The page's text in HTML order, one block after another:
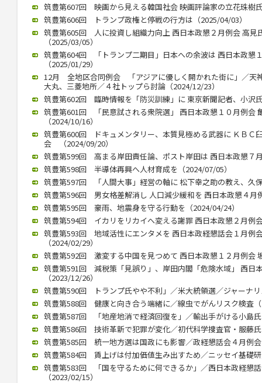
筑豊第607回 映画から見える韓国社会 映画評論家の立花珠樹
筑豊第606回 トランプ政権と停戦の行方は（2025/04/03）
筑豊第605回 人に投資し組織力向上 西日本政懇２月例会 高見
（2025/03/05）
筑豊第604回 「トランプ二期目」日本への余波は 西日本政懇
（2025/01/29）
12月 全地区合同例会 「アジアに優しく開かれた街に」／天
大丸、三菱地所／４社トップら討論（2024/12/23）
筑豊第602回 臨時情報を「防災訓練」に 東京新聞記者、小沢
筑豊第601回 「民意試される衆院選」 西日本政懇１０月例会
（2024/10/16）
筑豊第600回 ドキュメンタリー、本質見極める武器に ＫＢＣ
会 （2024/09/20）
筑豊第599回 高まる岸田責任論、ポスト岸田は 西日本政懇７
筑豊第598回 半導体再興へ人材育成を（2024/07/05）
筑豊第597回 「人間大事」経営の軸に 松下幸之助の教え、久
筑豊第596回 男女格差解消し 人口減少緩和を 西日本政懇４月
筑豊第595回 豪雨、地震身を守る行動を（2024/04/24）
筑豊第594回 イカリをリカイへ変える謝罪 西日本政懇２月例
筑豊第593回 地域活性にエンタメを 西日本政経懇話会１月例
（2024/02/29）
筑豊第592回 激変する中国を見つめて 西日本政懇１２月例会
筑豊第591回 減税策「見誤り」、岸田内閣「危険水域」 西日
（2023/12/26）
筑豊第590回 トランプ氏やや不利」／米大統領選／ジャーナ
筑豊第588回 健康と向き合う端緒に／線虫でがんリスク検査
筑豊第587回 「地産地消で経済回復を」／輸出手がける小島
筑豊第586回 技術革新で犯罪が変化／初代科学捜査官・服藤
筑豊第585回 統一地方選は国政にも影響／政経懇話会４月例
筑豊第584回 賃上げは付加価値生み出すため／ニッセイ基礎
筑豊第583回 「国を守るために何できるか」／西日本政経懇
（2023/02/15）